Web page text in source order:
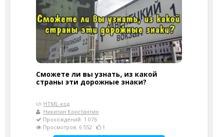
Сможете ли вы узнать, из какой
страны эти дорожные знаки?
HTML-код
Никитин Константин
Прохождений: 1 076
Просмотров: 6 552
1